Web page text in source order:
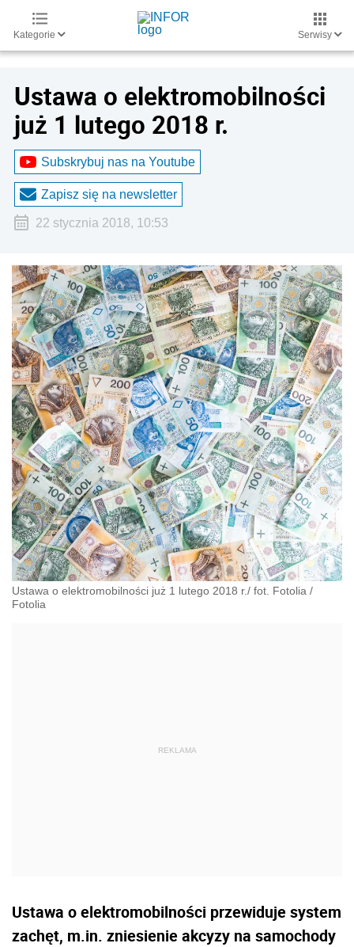
Kategorie Serwisy
Ustawa o elektromobilności
już 1 lutego 2018 r.
Subskrybuj nas na Youtube
Zapisz się na newsletter
22 stycznia 2018, 10:53
Ustawa o elektromobilności już 1 lutego 2018 r./ fot. Fotolia /
Fotolia
Ustawa o elektromobilności przewiduje system
zachęt, m.in. zniesienie akcyzy na samochody